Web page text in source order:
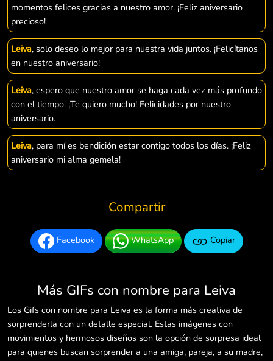
momentos felices gracias a nuestro amor. ¡Feliz aniversario
precioso!
Leiva, solo deseo lo mejor para nuestra vida juntos. ¡Felicítanos
en nuestro aniversario!
Leiva, espero que nuestro amor se haga cada vez más profundo
con el tiempo. ¡Te quiero mucho! Felicidades por nuestro
aniversario.
Leiva, para mí es bendición estar contigo todos los días. ¡Feliz
aniversario mi alma gemela!
Compartir
Facebook WhatsApp Copiar
Más GIFs con nombre para Leiva
Los Gifs con nombre para Leiva es la forma más creativa de
sorprenderla con un detalle especial. Estas imágenes con
movimientos y hermosos diseños son la opción de sorpresa ideal
para quienes buscan sorprender a una amiga, pareja, a su madre,